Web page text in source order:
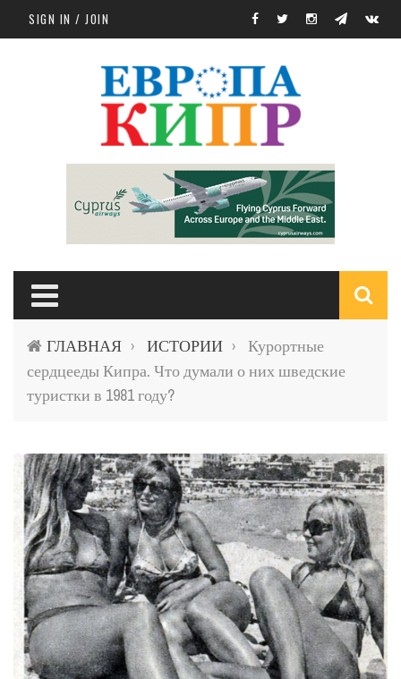
Skip to main content
SIGN IN / JOIN
ГЛАВНАЯ › ИСТОРИИ ›
Курортные
сердцееды Кипра. Что думали о них шведские
туристки в 1981 году?